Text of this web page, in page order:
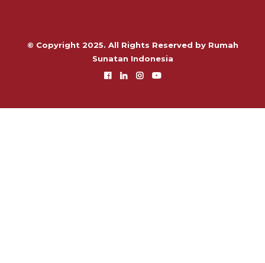
© Copyright 2025. All Rights Reserved by Rumah
Sunatan Indonesia